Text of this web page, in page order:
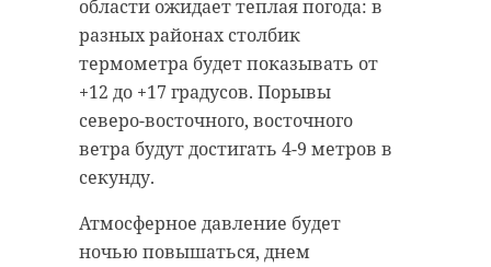
области ожидает теплая погода: в
разных районах столбик
термометра будет показывать от
+12 до +17 градусов. Порывы
северо-восточного, восточного
ветра будут достигать 4-9 метров в
секунду.
Атмосферное давление будет
ночью повышаться, днем